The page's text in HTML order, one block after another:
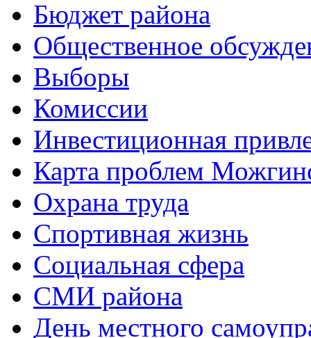
Бюджет района
Общественное
Выборы
Комиссии
Инвестиционная
Карта проблем
Охрана труда
Спортивная жизнь
Социальная сфера
СМИ района
День местного